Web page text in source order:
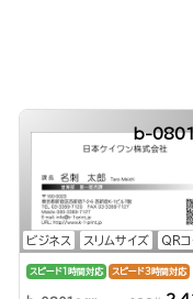
ビジネス スリムサイズ QRコ
b-
スピード1時間対応 スピード3時間対応